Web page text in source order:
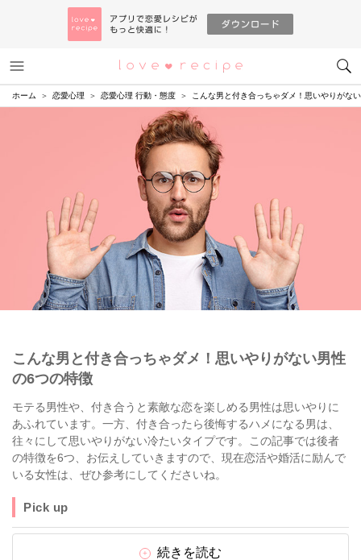
恋愛レシピ
ホーム 恋愛心理 恋愛心理 行動・態度 こんな男と付き合っちゃダメ！思いやりがな
こんな男と付き合っちゃダメ！思いやりがない男性
の6つの特徴
モテる男性や、付き合うと素敵な恋を楽しめる男性は思いやりに
あふれています。一方、付き合ったら後悔するハメになる男は、
往々にして思いやりがない冷たいタイプです。この記事では後者
の特徴を6つ、お伝えしていきますので、現在恋活や婚活に励んで
いる女性は、ぜひ参考にしてくださいね。
Pick up
続きを読む